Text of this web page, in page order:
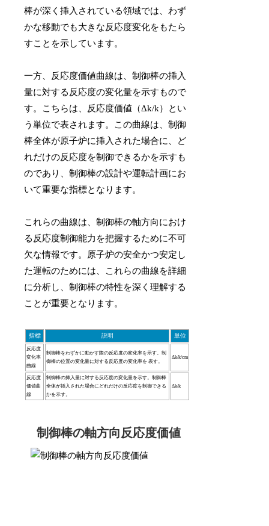
棒が深く挿入されている領域では、わず
かな移動でも大きな反応度変化をもたら
すことを示しています。
一方、反応度価値曲線は、制御棒の挿入
量に対する反応度の変化量を示すもので
す。こちらは、反応度価値（Δk/k）とい
う単位で表されます。この曲線は、制御
棒全体が原子炉に挿入された場合に、ど
れだけの反応度を制御できるかを示すも
のであり、制御棒の設計や運転計画にお
いて重要な指標となります。
これらの曲線は、制御棒の軸方向におけ
る反応度制御能力を把握するために不可
欠な情報です。原子炉の安全かつ安定し
た運転のためには、これらの曲線を詳細
に分析し、制御棒の特性を深く理解する
ことが重要となります。
指標 説明 単位
反応度
変化率
曲線
制御棒をわずかに動かす際の反応度の変化率を示す。制
御棒の位置の変化量に対する反応度の変化率を 表す。
Δk/k/cm
反応度
価値曲
線
制御棒の挿入量に対する反応度の変化量を示す。制御棒
全体が挿入された場合にどれだけの反応度を制御できる
かを示す。
Δk/k
制御棒の軸方向反応度価値